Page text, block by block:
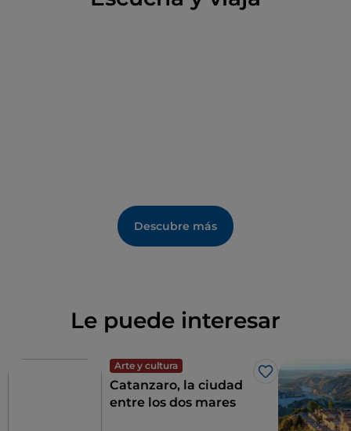
Descubre más
Le puede interesar
Arte y cultura
Me gusta
Catanzaro, la ciudad
entre los dos mares